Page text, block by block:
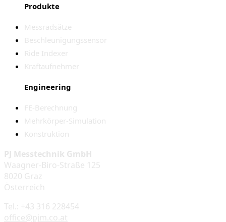
Produkte
Messradsätze
Beschleunigungssensor
Ride Indexer
Kraftaufnehmer
Engineering
FE-Berechnung
Mehrkörper-Simulation
Konstruktion
PJ Messtechnik GmbH
Waagner-Biro-Straße 125
8020 Graz
Österreich
Tel.: +43 316 228454
office@pjm.co.at